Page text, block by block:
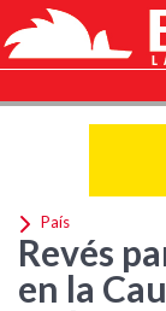
País
Revés
en la